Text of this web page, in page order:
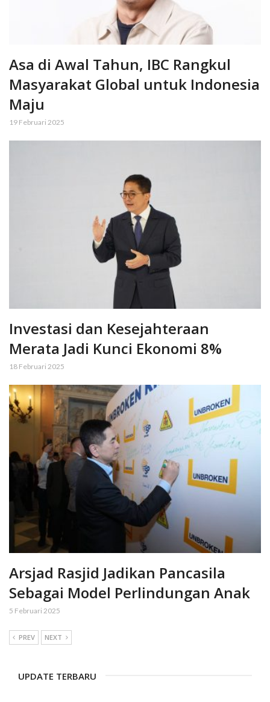
Asa di Awal Tahun, IBC Rangkul
Masyarakat Global untuk Indonesia
Maju
19 Februari 2025
Investasi dan Kesejahteraan
Merata Jadi Kunci Ekonomi 8%
18 Februari 2025
Arsjad Rasjid Jadikan Pancasila
Sebagai Model Perlindungan Anak
5 Februari 2025
PREV NEXT
UPDATE TERBARU